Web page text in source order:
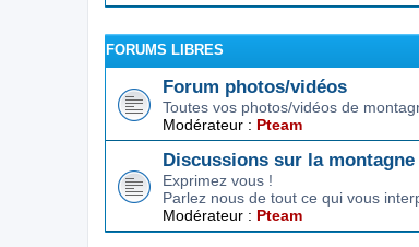
FORUMS LIBRES
Forum photos/vidéos
Toutes vos photos/vidéos de
Modérateur : Pteam
Discussions sur la montagne
Exprimez vous !
Parlez nous de tout ce qui vous
Modérateur : Pteam